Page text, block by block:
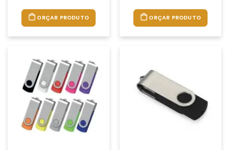
ORÇAR PRODUTO ORÇAR PRODUTO